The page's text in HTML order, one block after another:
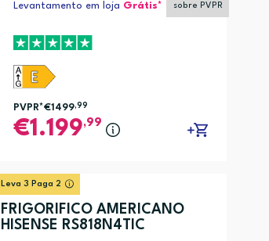
Levantamento em loja Grátis* sobre PVPR
PVPR*€1499,99
1.199,99
Leva 3 Paga 2
FRIGORÍFICO AMERICANO
HISENSE RS818N4TIC